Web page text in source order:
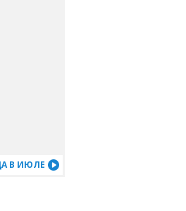
В ИЮЛЕ